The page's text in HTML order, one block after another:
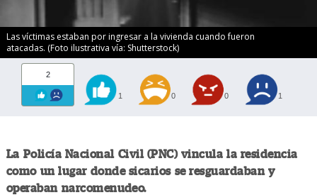
Las víctimas estaban por ingresar a la vivienda cuando fueron
atacadas. (Foto ilustrativa vía: Shutterstock)
2
1 0 0 1
La Policía Nacional Civil (PNC) vincula la residencia
como un lugar donde sicarios se resguardaban y
operaban narcomenudeo.